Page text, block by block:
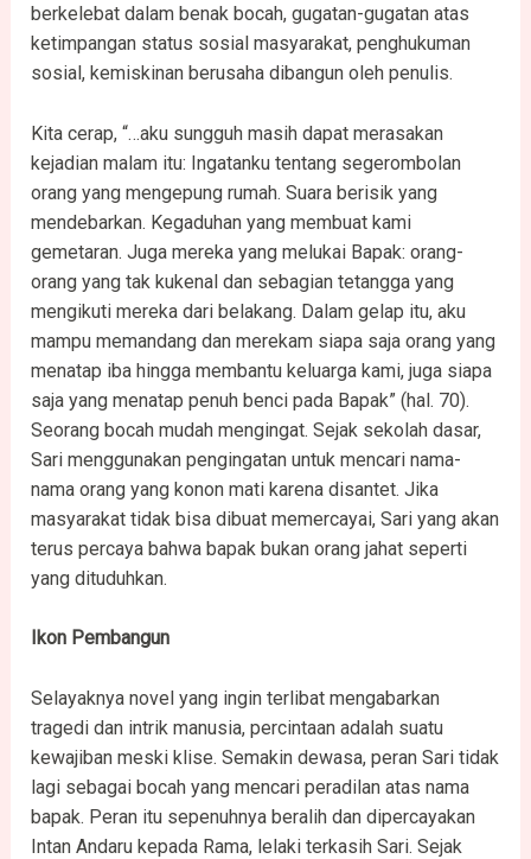
berkelebat dalam benak bocah, gugatan-gugatan atas
ketimpangan status sosial masyarakat, penghukuman
sosial, kemiskinan berusaha dibangun oleh penulis.
Kita cerap, “…aku sungguh masih dapat merasakan
kejadian malam itu: Ingatanku tentang segerombolan
orang yang mengepung rumah. Suara berisik yang
mendebarkan. Kegaduhan yang membuat kami
gemetaran. Juga mereka yang melukai Bapak: orang-
orang yang tak kukenal dan sebagian tetangga yang
mengikuti mereka dari belakang. Dalam gelap itu, aku
mampu memandang dan merekam siapa saja orang yang
menatap iba hingga membantu keluarga kami, juga siapa
saja yang menatap penuh benci pada Bapak” (hal. 70).
Seorang bocah mudah mengingat. Sejak sekolah dasar,
Sari menggunakan pengingatan untuk mencari nama-
nama orang yang konon mati karena disantet. Jika
masyarakat tidak bisa dibuat memercayai, Sari yang akan
terus percaya bahwa bapak bukan orang jahat seperti
yang dituduhkan.
Ikon Pembangun
Selayaknya novel yang ingin terlibat mengabarkan
tragedi dan intrik manusia, percintaan adalah suatu
kewajiban meski klise. Semakin dewasa, peran Sari tidak
lagi sebagai bocah yang mencari peradilan atas nama
bapak. Peran itu sepenuhnya beralih dan dipercayakan
Intan Andaru kepada Rama, lelaki terkasih Sari. Sejak